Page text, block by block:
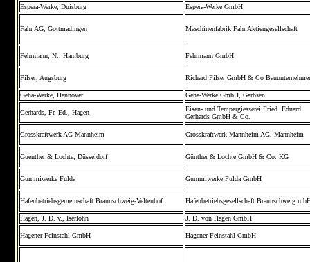
Espera-Werke, Duisburg
Espera-Werke GmbH
Fahr AG, Gottmadingen Maschinenfabrik Fahr Aktiengesellschaft
Fehrmann, N., Hamburg Fehrmann GmbH
Filser, Augsburg Richard Filser GmbH & Co Bauunternehmer
Geha-Werke, Hannover Geha-Werke GmbH, Garbsen
Gerhards, Fr. Ed., Hagen
Eisen- und Tempergiesserei Fried. Eduard
Gerhards GmbH & Co.
Grosskraftwerk AG Mannheim Grosskraftwerk Mannheim AG, Mannheim
Guenther & Lochte, Düsseldorf Günther & Lochte GmbH & Co. KG
Gummiwerke Fulda Gummiwerke Fulda GmbH
Hafenbetriebsgemeinschaft Braunschweig-Veltenhof Hafenbetriebsgesellschaft Braunschweig
Hagen, J. D. v., Iserlohn J. D. von Hagen GmbH
Hagener Feinstahl GmbH Hagener Feinstahl GmbH